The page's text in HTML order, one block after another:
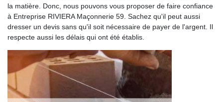
la matière. Donc, nous pouvons vous proposer de faire confiance
à Entreprise RIVIERA Maçonnerie 59. Sachez qu'il peut aussi
dresser un devis sans qu'il soit nécessaire de payer de l'argent. Il
respecte aussi les délais qui ont été établis.